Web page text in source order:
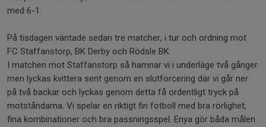
med 6-1.
På tisdagen väntade sedan tre matcher, i tur och ordning mot
FC Staffanstorp, BK Derby och Rödsle BK.
I matchen mot Staffanstorp så hamnar vi i underläge två gånger
men lyckas kvittera sent genom en slutforcering där vi går ner
på två backar och lyckas genom detta få ordentligt tryck på
motståndarna. Vi spelar en riktigt fin fotboll med bra rörlighet,
fina kombinationer och bra passningsspel. Enya gör båda målen